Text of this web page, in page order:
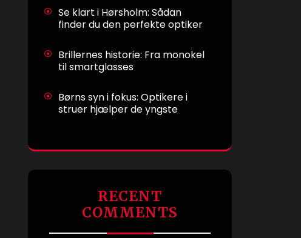
Se klart i Hørsholm: Sådan
finder du den perfekte optiker
Brillernes historie: Fra monokel
til smartglasses
Børns syn i fokus: Optikere i
struer hjælper de yngste
RECENT
COMMENTS